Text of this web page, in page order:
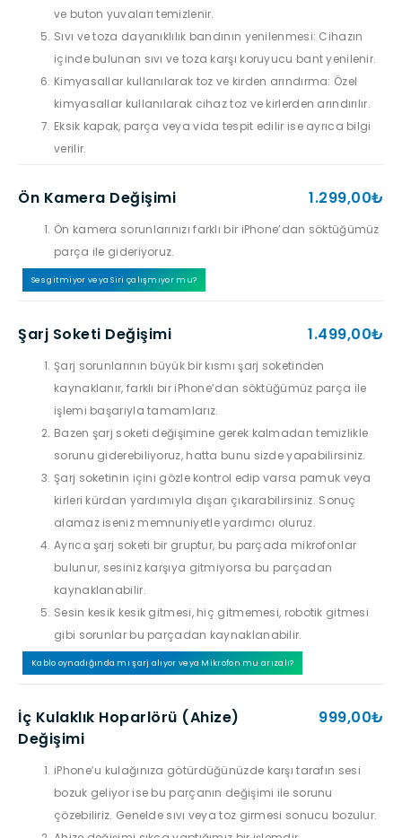
ve buton yuvaları temizlenir.
Sıvı ve toza dayanıklılık bandının yenilenmesi: Cihazın
içinde bulunan sıvı ve toza karşı koruyucu bant yenilenir.
Kimyasallar kullanılarak toz ve kirden arındırma: Özel
kimyasallar kullanılarak cihaz toz ve kirlerden arındırılır.
Eksik kapak, parça veya vida tespit edilir ise ayrıca bilgi
verilir.
Ön Kamera Değişimi 1.299,00₺
Ön kamera sorunlarınızı farklı bir iPhone’dan söktüğümüz
parça ile gideriyoruz.
Ses gitmiyor veya Siri çalışmıyor mu?
Şarj Soketi Değişimi 1.499,00₺
Şarj sorunlarının büyük bir kısmı şarj soketinden
kaynaklanır, farklı bir iPhone’dan söktüğümüz parça ile
işlemi başarıyla tamamlarız.
Bazen şarj soketi değişimine gerek kalmadan temizlikle
sorunu giderebiliyoruz, hatta bunu sizde yapabilirsiniz.
Şarj soketinin içini gözle kontrol edip varsa pamuk veya
kirleri kürdan yardımıyla dışarı çıkarabilirsiniz. Sonuç
alamaz iseniz memnuniyetle yardımcı oluruz.
Ayrıca şarj soketi bir gruptur, bu parçada mikrofonlar
bulunur, sesiniz karşıya gitmiyorsa bu parçadan
kaynaklanabilir.
Sesin kesik kesik gitmesi, hiç gitmemesi, robotik gitmesi
gibi sorunlar bu parçadan kaynaklanabilir.
Kablo oynadığında mı şarj alıyor veya Mikrofon mu arızalı?
İç Kulaklık Hoparlörü (Ahize)
Değişimi
999,00₺
iPhone’u kulağınıza götürdüğünüzde karşı tarafın sesi
bozuk geliyor ise bu parçanın değişimi ile sorunu
çözebiliriz. Genelde sıvı veya toz girmesi sonucu bozulur.